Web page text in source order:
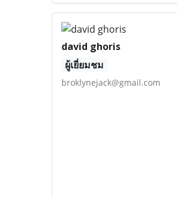
david ghoris
ผู้เยี่ยมชม
broklynejack@gmail.com